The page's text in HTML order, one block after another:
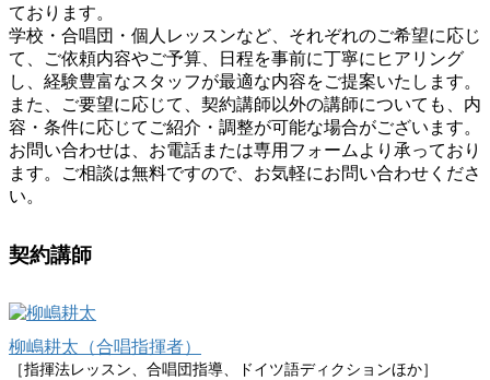
ております。
学校・合唱団・個人レッスンなど、それぞれのご希望に応じ
て、ご依頼内容やご予算、日程を事前に丁寧にヒアリング
し、経験豊富なスタッフが最適な内容をご提案いたします。
また、ご要望に応じて、契約講師以外の講師についても、内
容・条件に応じてご紹介・調整が可能な場合がございます。
お問い合わせは、お電話または専用フォームより承っており
ます。ご相談は無料ですので、お気軽にお問い合わせくださ
い。
契約講師
柳嶋耕太（合唱指揮者）
［指揮法レッスン、合唱団指導、ドイツ語ディクションほか］